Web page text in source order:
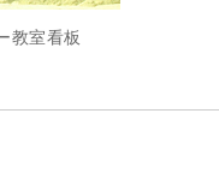
教室看板